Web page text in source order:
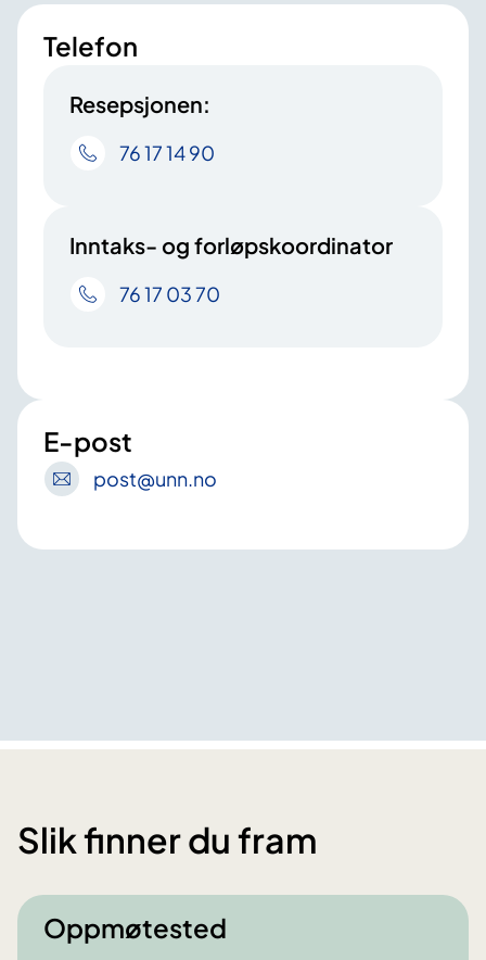
Telefon
Resepsjonen:
76 17 14 90
Inntaks- og forløpskoordinator
76 17 03 70
E-post
post@unn.no
Slik finner du fram
Oppmøtested